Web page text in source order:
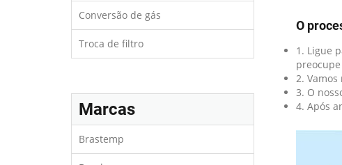
Conversão de gás
Troca de filtro
Marcas
Brastemp
O
1. Ligue
2.
3. O
4. Após